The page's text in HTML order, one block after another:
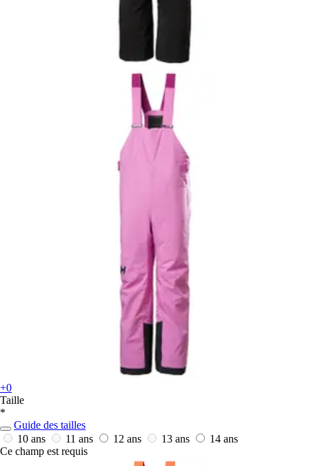
+0
Taille
*
Guide des tailles
10 ans
11 ans 12 ans 13 ans
14 ans
Ce champ est requis